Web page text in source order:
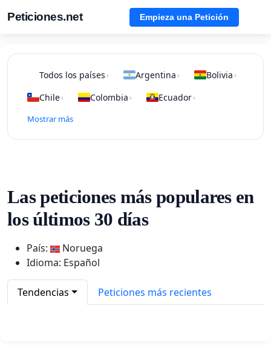
Peticiones.net Empieza una Petición
Todos los países › Argentina › Bolivia ›
Chile› Colombia › Ecuador›
Mostrar más
Las peticiones más populares en
los últimos 30 días
País:
Noruega
Idioma: Español
Tendencias Peticiones más recientes